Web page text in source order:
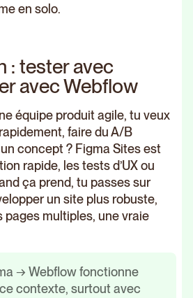
en solo.
: tester avec
avec Webflow
équipe produit agile, tu veux
faire du A/B
concept ? Figma Sites est
rapide, les tests d’UX ou
ça prend, tu passes sur
un site plus robuste,
pages multiples, une vraie
→ Webflow fonctionne
contexte, surtout avec